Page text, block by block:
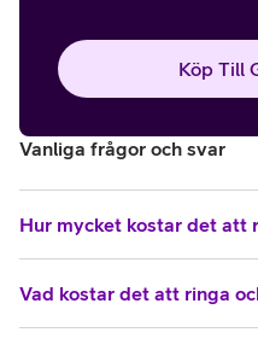
Köp Till
Vanliga frågor och svar
Hur mycket kostar det att
Vad kostar det att ringa